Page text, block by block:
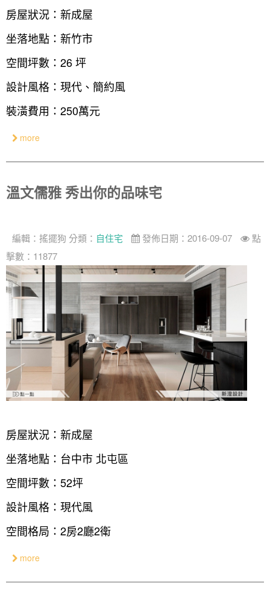
房屋狀況：新成屋
坐落地點：新竹市
空間坪數：26 坪
設計風格：現代、簡約風
裝潢費用：250萬元
more
溫文儒雅 秀出你的品味宅
編輯： 搖擺狗 分類： 自住宅 發佈日期：2016-09-07
點
擊數：11877
房屋狀況：新成屋
坐落地點：台中市 北屯區
空間坪數：52坪
設計風格：現代風
空間格局：2房2廳2衛
more
古典
鄉村
工業
奢華
日式
中式
美式
傢俱建材商方案
一般屋主方案
2房2廳 - 精裝版
3房2聽 - 基本版
3房2廳 - 精裝版
設計知識+
國外案例
設計私房話
桃園市
新竹市
基隆市